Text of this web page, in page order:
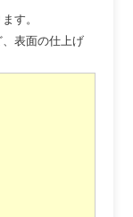
す。
表面の仕上げ